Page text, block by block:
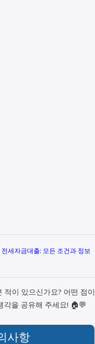
전세자금대출: 모든 조건과 정보
이 있으신가요? 어떤 점이
각을 공유해 주세요! 🏠💬
사항